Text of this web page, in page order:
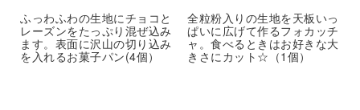
ふっわふわの生地にチョコと
レーズンをたっぷり混ぜ込み
ます。表面に沢山の切り込み
を入れるお菓子パン(4個）
全粒粉入りの生地を天板いっ
ぱいに広げて作るフォカッチ
ャ。食べるときはお好きな大
きさにカット☆（1個）